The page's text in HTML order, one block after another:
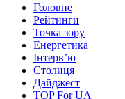
Головне
Рейтинги
Точка зору
Енергетика
Інтерв’ю
Столиця
Дайджест
TOP For UA